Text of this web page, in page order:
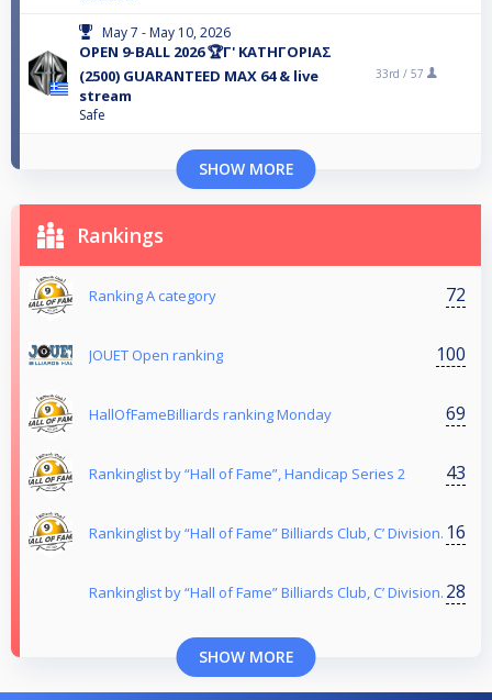
May 7 - May 10, 2026
OPEN 9-BALL 2026 🏆Γ' ΚΑΤΗΓΟΡΙΑΣ
(2500) GUARANTEED MAX 64 & live
stream
Safe
33rd / 57
SHOW MORE
Rankings
Ranking Α category 72
JOUET Open ranking 100
HallOfFameBilliards ranking Monday 69
Rankinglist by “Hall of Fame”, Handicap Series 2 43
Rankinglist by “Hall of Fame” Billiards Club, C’ Division. 16
Rankinglist by “Hall of Fame” Billiards Club, C’ Division. 28
SHOW MORE